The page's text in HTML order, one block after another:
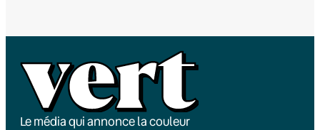
Le média qui annonce la couleur